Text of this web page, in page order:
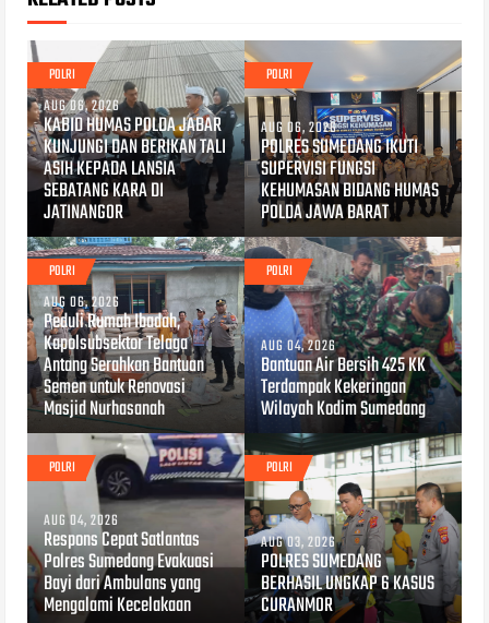
POLRI
AUG 06, 2026
KABID HUMAS POLDA JABAR
KUNJUNGI DAN BERIKAN TALI
ASIH KEPADA LANSIA
SEBATANG KARA DI
JATINANGOR
POLRI
AUG 06, 2026
POLRES SUMEDANG IKUTI
SUPERVISI FUNGSI
KEHUMASAN BIDANG HUMAS
POLDA JAWA BARAT
POLRI
AUG 06, 2026
Peduli Rumah Ibadah,
Kapolsubsektor Telaga
Antang Serahkan Bantuan
Semen untuk Renovasi
Masjid Nurhasanah
POLRI
AUG 04, 2026
Bantuan Air Bersih 425 KK
Terdampak Kekeringan
Wilayah Kodim Sumedang
POLRI
AUG 04, 2026
Respons Cepat Satlantas
Polres Sumedang Evakuasi
Bayi dari Ambulans yang
Mengalami Kecelakaan
POLRI
AUG 03, 2026
POLRES SUMEDANG
BERHASIL UNGKAP 6 KASUS
CURANMOR